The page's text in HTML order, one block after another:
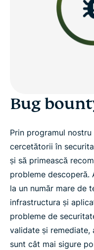
Bug
Prin programul
cercetătorii în
și să primească
probleme descoperă.
la un număr mare de
infrastructura și
probleme de
validate și remediate,
sunt cât mai sigure